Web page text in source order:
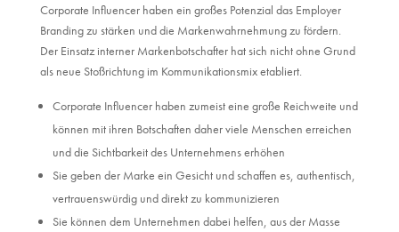
Corporate Influencer haben ein großes Potenzial das Employer
Branding zu stärken und die Markenwahrnehmung zu fördern.
Der Einsatz interner Markenbotschafter hat sich nicht ohne Grund
als neue Stoßrichtung im Kommunikationsmix etabliert.
Corporate Influencer haben zumeist eine große Reichweite und
können mit ihren Botschaften daher viele Menschen erreichen
und die Sichtbarkeit des Unternehmens erhöhen
Sie geben der Marke ein Gesicht und schaffen es, authentisch,
vertrauenswürdig und direkt zu kommunizieren
Sie können dem Unternehmen dabei helfen, aus der Masse